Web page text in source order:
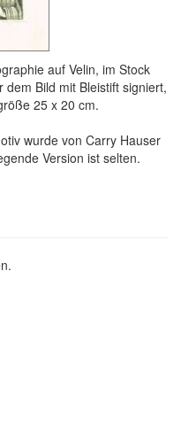
auf Velin, im Stock
Bild mit Bleistift signiert,
25 x 20 cm.
wurde von Carry Hauser
Version ist selten.